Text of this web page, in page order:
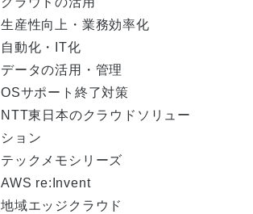
生産性向上・業務効率化
自動化・IT化
データの活用・管理
OSサポート終了対策
NTT東日本のクラウドソリュー
ション
テックメモシリーズ
AWS re:Invent
地域エッジクラウド